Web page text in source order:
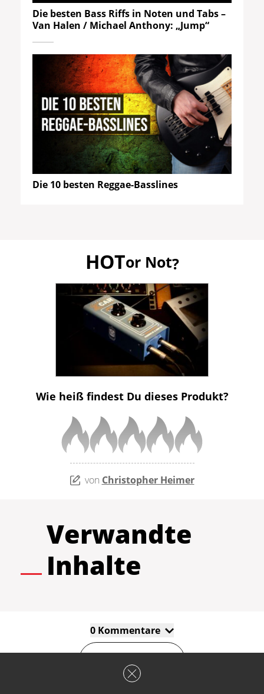
Die besten Bass Riffs in Noten und Tabs –
Van Halen / Michael Anthony: „Jump“
Die 10 besten Reggae-Basslines
HOTor Not?
Wie heiß findest Du dieses Produkt?
von Christopher Heimer
Verwandte
Inhalte
0 Kommentare